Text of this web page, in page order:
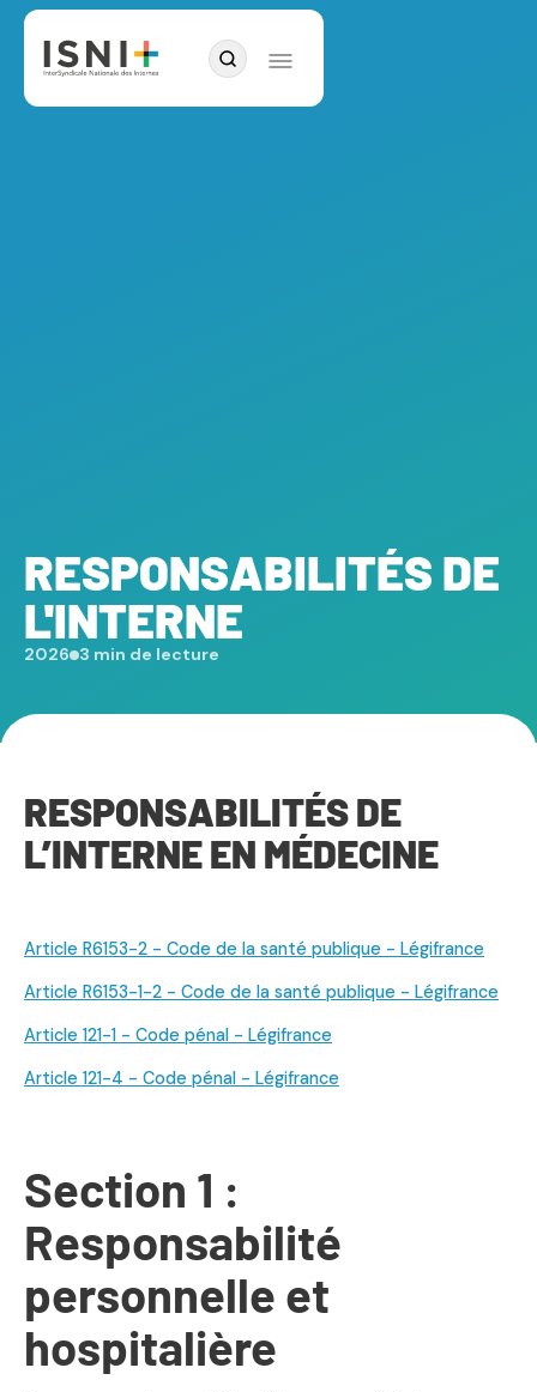
RESPONSABILITÉS DE
L'INTERNE
2026 3 min de lecture
RESPONSABILITÉS DE
L’INTERNE EN MÉDECINE
Article R6153-2 - Code de la santé publique - Légifrance
Article R6153-1-2 - Code de la santé publique - Légifrance
Article 121-1 - Code pénal - Légifrance
Article 121-4 - Code pénal - Légifrance
Section 1 :
Responsabilité
personnelle et
hospitalière